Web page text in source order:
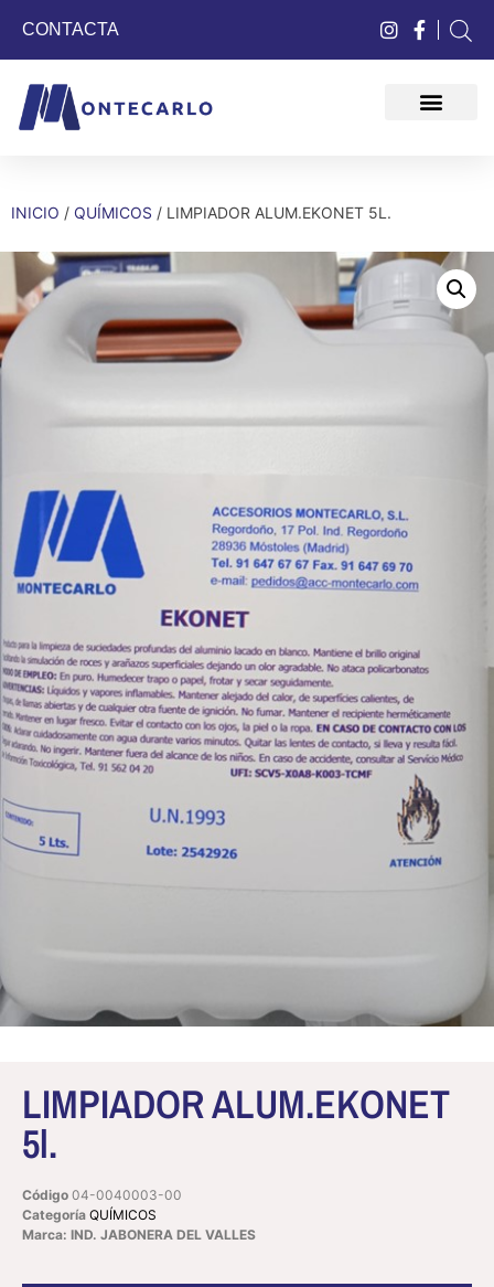
CONTACTA
INICIO / QUÍMICOS / LIMPIADOR ALUM.EKONET 5L.
LIMPIADOR ALUM.EKONET
5l.
Código 04-0040003-00
Categoría QUÍMICOS
Marca: IND. JABONERA DEL VALLES